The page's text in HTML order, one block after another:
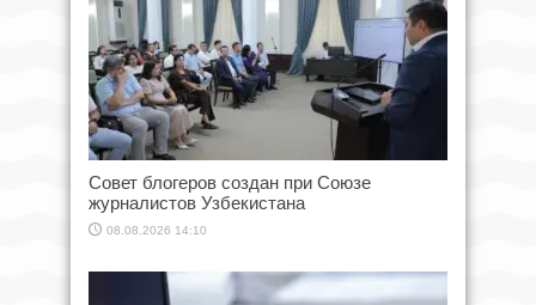
Совет блогеров создан при Союзе
журналистов Узбекистана
08.08.2026 14:10